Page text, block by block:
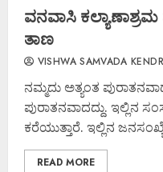
ವನವಾಸಿ
ತಾಣ
VISHWA SAMVADA
ನಮ್ಮದು ಅತ್ಯಂತ
ಪುರಾತನವಾದದ್ದು. ಇಲ್ಲಿನ
ಕರೆಯುತ್ತಾರೆ. ಇಲ್ಲಿನ
READ MORE